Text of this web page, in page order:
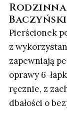
Baczyński
Pierścionek
z
zapewniają
oprawy 6-
ręcznie, z
dbałości o